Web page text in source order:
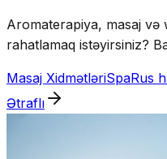
Aromaterapiya, masaj və
rahatlamaq istəyirsiniz?
və tam bərpa olmaq üçün
Masaj XidmətləriSpaRus
Ətraflı